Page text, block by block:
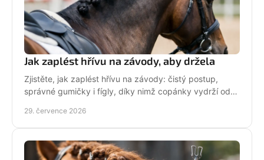
Jak zaplést hřívu na závody, aby držela
Zjistěte, jak zaplést hřívu na závody: čistý postup,
správné gumičky i fígly, díky nimž copánky vydrží od
29. července 2026